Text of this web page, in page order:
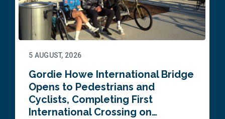
5 AUGUST, 2026
Gordie Howe International Bridge
Opens to Pedestrians and
Cyclists, Completing First
International Crossing on…